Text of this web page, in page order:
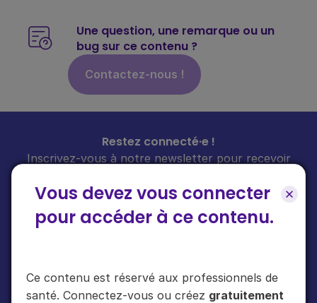
Vous devez vous connecter
pour accéder à ce contenu.
Ce contenu est réservé aux professionnels de
santé. Connectez-vous ou créez gratuitement
Une question, une remarque ou un
bug sur ce contenu ?
Contactez-nous !
Restez connecté·e !
Inscrivez-vous à notre newsletter pour recevoir
votre boîte mail.
Plus d'informations sur l'usage de vos donnéesici.